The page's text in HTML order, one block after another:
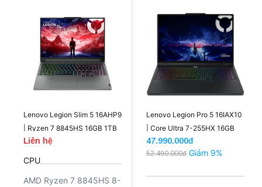
Lenovo Legion Slim 5 16AHP9
| Ryzen 7 8845HS 16GB 1TB
RTX 4070 8GB 16'' IPS
WQXGA 165Hz 100% sRGB
Liên hệ
CPU
AMD Ryzen 7 8845HS 8-
Lenovo Legion Pro 5 16IAX10
| Core Ultra 7-255HX 16GB
1TB 5070 8GB 16'' 2.5K OLED
(New)
47.990.000đ
52.490.000đ Giảm 9%